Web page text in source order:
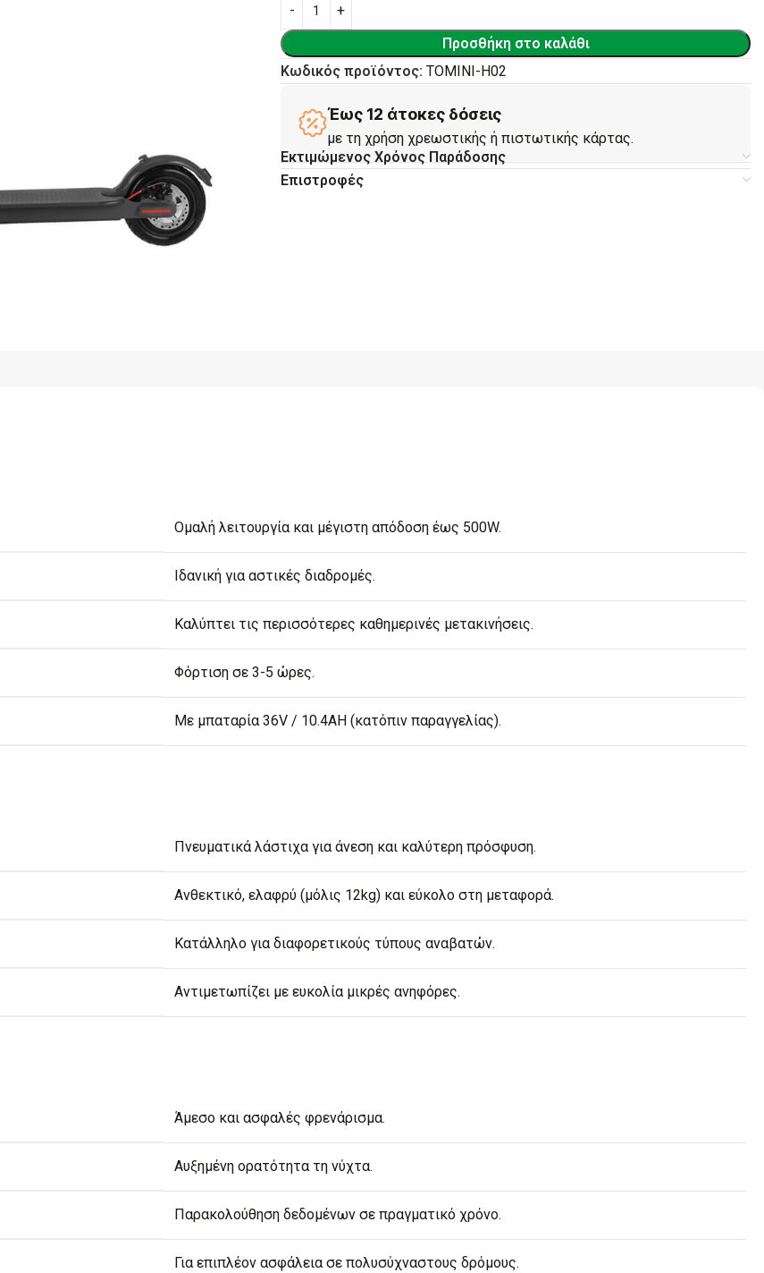
Προσθήκη στο καλάθι
Κωδικός προϊόντος:TOMINI-H02
Έως 12 άτοκες δόσεις
με τη χρήση χρεωστικής ή πιστωτικής κάρτας.
Εκτιμώμενος Χρόνος Παράδοσης
Επιστροφές
Ομαλή λειτουργία και μέγιστη απόδοση έως 500W.
Ιδανική για αστικές διαδρομές.
Καλύπτει τις περισσότερες καθημερινές μετακινήσεις.
Φόρτιση σε 3-5 ώρες.
Με μπαταρία 36V / 10.4AH (κατόπιν παραγγελίας).
Πνευματικά λάστιχα για άνεση και καλύτερη πρόσφυση.
Ανθεκτικό, ελαφρύ (μόλις 12kg) και εύκολο στη μεταφορά.
Κατάλληλο για διαφορετικούς τύπους αναβατών.
Αντιμετωπίζει με ευκολία μικρές ανηφόρες.
Άμεσο και ασφαλές φρενάρισμα.
Αυξημένη ορατότητα τη νύχτα.
Παρακολούθηση δεδομένων σε πραγματικό χρόνο.
Για επιπλέον ασφάλεια σε πολυσύχναστους δρόμους.